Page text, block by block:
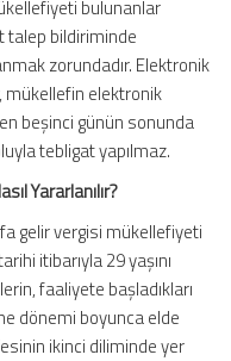
bulunanlar
talep bildiriminde
zorundadır. Elektronik
mükellefin elektronik
beşinci günün sonunda
tebligat yapılmaz.
Yararlanılır?
gelir vergisi mükellefiyeti
itibarıyla 29 yaşını
faaliyete başladıkları
dönemi boyunca elde
ikinci diliminde yer